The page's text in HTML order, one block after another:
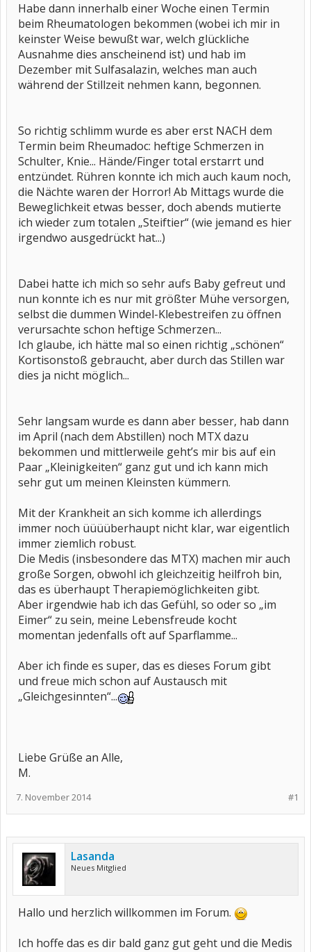
Habe dann innerhalb einer Woche einen Termin
beim Rheumatologen bekommen (wobei ich mir in
keinster Weise bewußt war, welch glückliche
Ausnahme dies anscheinend ist) und hab im
Dezember mit Sulfasalazin, welches man auch
während der Stillzeit nehmen kann, begonnen.
So richtig schlimm wurde es aber erst NACH dem
Termin beim Rheumadoc: heftige Schmerzen in
Schulter, Knie... Hände/Finger total erstarrt und
entzündet. Rühren konnte ich mich auch kaum noch,
die Nächte waren der Horror! Ab Mittags wurde die
Beweglichkeit etwas besser, doch abends mutierte
ich wieder zum totalen „Steiftier“ (wie jemand es hier
irgendwo ausgedrückt hat...)
Dabei hatte ich mich so sehr aufs Baby gefreut und
nun konnte ich es nur mit größter Mühe versorgen,
selbst die dummen Windel-Klebestreifen zu öffnen
verursachte schon heftige Schmerzen...
Ich glaube, ich hätte mal so einen richtig „schönen“
Kortisonstoß gebraucht, aber durch das Stillen war
dies ja nicht möglich...
Sehr langsam wurde es dann aber besser, hab dann
im April (nach dem Abstillen) noch MTX dazu
bekommen und mittlerweile geht’s mir bis auf ein
Paar „Kleinigkeiten“ ganz gut und ich kann mich
sehr gut um meinen Kleinsten kümmern.
Mit der Krankheit an sich komme ich allerdings
immer noch üüüüberhaupt nicht klar, war eigentlich
immer ziemlich robust.
Die Medis (insbesondere das MTX) machen mir auch
große Sorgen, obwohl ich gleichzeitig heilfroh bin,
das es überhaupt Therapiemöglichkeiten gibt.
Aber irgendwie hab ich das Gefühl, so oder so „im
Eimer“ zu sein, meine Lebensfreude kocht
momentan jedenfalls oft auf Sparflamme...
Aber ich finde es super, das es dieses Forum gibt
und freue mich schon auf Austausch mit
„Gleichgesinnten“...
Liebe Grüße an Alle,
M.
#1
7. November 2014
Lasanda
Neues Mitglied
Hallo und herzlich willkommen im Forum.
Ich hoffe das es dir bald ganz gut geht und die Medis